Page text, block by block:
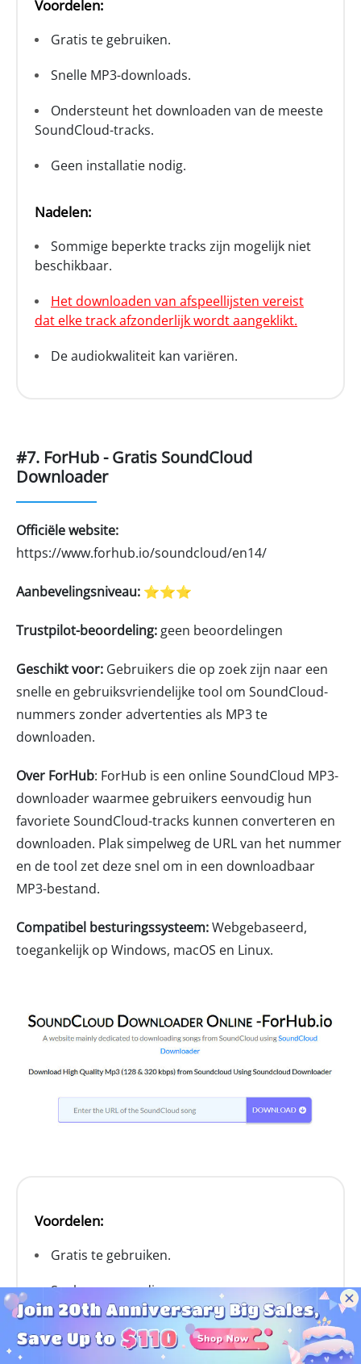
Voordelen:
Gratis te gebruiken.
Snelle MP3-downloads.
Ondersteunt het downloaden van de meeste
SoundCloud-tracks.
Geen installatie nodig.
Nadelen:
Sommige beperkte tracks zijn mogelijk niet
beschikbaar.
Het downloaden van afspeellijsten vereist
dat elke track afzonderlijk wordt aangeklikt.
De audiokwaliteit kan variëren.
#7. ForHub - Gratis SoundCloud
Downloader
Officiële website:
https://www.forhub.io/soundcloud/en14/
Aanbevelingsniveau: ⭐⭐⭐
Trustpilot-beoordeling: geen beoordelingen
Geschikt voor: Gebruikers die op zoek zijn naar een
snelle en gebruiksvriendelijke tool om SoundCloud-
nummers zonder advertenties als MP3 te
downloaden.
Over ForHub: ForHub is een online SoundCloud MP3-
downloader waarmee gebruikers eenvoudig hun
favoriete SoundCloud-tracks kunnen converteren en
downloaden. Plak simpelweg de URL van het nummer
en de tool zet deze snel om in een downloadbaar
MP3-bestand.
Compatibel besturingssysteem:Webgebaseerd,
toegankelijk op Windows, macOS en Linux.
Voordelen:
Gratis te gebruiken.
Snel en eenvoudig proces.
Geen software-installatie nodig.